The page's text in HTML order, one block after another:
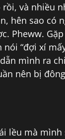
và nhiều
hên sao có
Pheww.
“đợi xí
mình ra
nên bị
lều mà mình